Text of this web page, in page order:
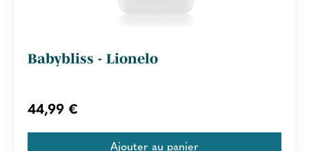
Babybliss - Lionelo
44,99 €